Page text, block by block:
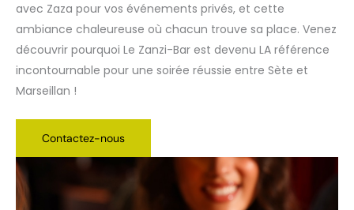
avec Zaza pour vos événements privés, et cette
ambiance chaleureuse où chacun trouve sa place. Venez
découvrir pourquoi Le Zanzi-Bar est devenu LA référence
incontournable pour une soirée réussie entre Sète et
Marseillan !
Contactez-nous